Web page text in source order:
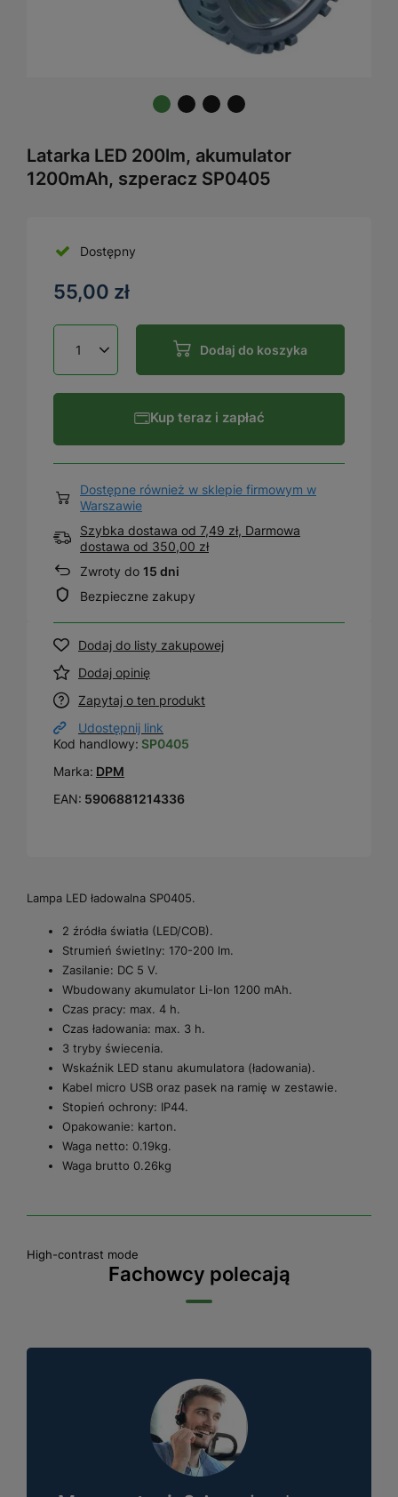
Latarka LED 200lm, akumulator
1200mAh, szperacz SP0405
Dostępny
55,00 zł
Dodaj do koszyka
Kup teraz i zapłać
Dostępne również w sklepie firmowym w
Warszawie
Szybka dostawa od 7,49 zł, Darmowa
dostawa od 350,00 zł
Zwroty do 15 dni
Bezpieczne zakupy
Dodaj do listy zakupowej
Dodaj opinię
Zapytaj o ten produkt
Udostępnij link
Kod handlowy: SP0405
Marka: DPM
EAN: 5906881214336
Lampa LED ładowalna SP0405.
2 źródła światła (LED/COB).
Strumień świetlny: 170-200 lm.
Zasilanie: DC 5 V.
Wbudowany akumulator Li-Ion 1200 mAh.
Czas pracy: max. 4 h.
Czas ładowania: max. 3 h.
3 tryby świecenia.
Wskaźnik LED stanu akumulatora (ładowania).
Kabel micro USB oraz pasek na ramię w zestawie.
Stopień ochrony: IP44.
Opakowanie: karton.
Waga netto: 0.19kg.
Waga brutto 0.26kg
High-contrast mode
Fachowcy polecają